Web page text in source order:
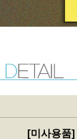
[미사용품]